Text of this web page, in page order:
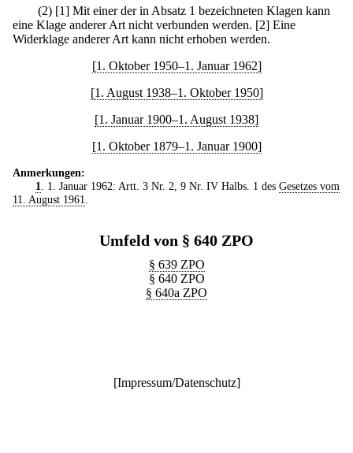
(2) [1] Mit einer der in Absatz 1 bezeichneten Klagen kann
eine Klage anderer Art nicht verbunden werden. [2] Eine
Widerklage anderer Art kann nicht erhoben werden.
[1. Oktober 1950–1. Januar 1962]
[1. August 1938–1. Oktober 1950]
[1. Januar 1900–1. August 1938]
[1. Oktober 1879–1. Januar 1900]
Anmerkungen:
1. 1. Januar 1962: Artt. 3 Nr. 2, 9 Nr. IV Halbs. 1 des Gesetzes vom
11. August 1961.
Umfeld von § 640 ZPO
§ 639 ZPO
§ 640 ZPO
§ 640a ZPO
[Impressum/Datenschutz]